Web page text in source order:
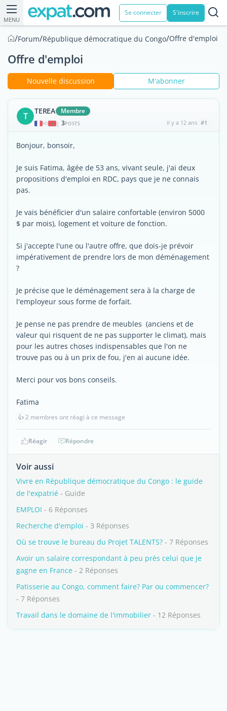
MENU
Se connecter S'inscrire
/Forum/République démocratique du Congo/Offre d'emploi
Offre d'emploi
Nouvelle discussion M'abonner
T TEREA Membre
| 3POSTS il y a 12 ans #1
Bonjour, bonsoir,
Je suis Fatima, âgée de 53 ans, vivant seule, j'ai deux
propositions d'emploi en RDC, pays que je ne connais
pas.
Je vais bénéficier d'un salaire confortable (environ 5000
$ par mois), logement et voiture de fonction.
Si j'accepte l'une ou l'autre offre, que dois-je prévoir
impérativement de prendre lors de mon déménagement
?
Je précise que le déménagement sera à la charge de
l'employeur sous forme de forfait.
Je pense ne pas prendre de meubles (anciens et de
valeur qui risquent de ne pas supporter le climat), mais
pour les autres choses indispensables que l'on ne
trouve pas ou à un prix de fou, j'en ai aucune idée.
Merci pour vos bons conseils.
Fatima
👍2 membres ont réagi à ce message
Réagir Répondre
Voir aussi
Vivre en République démocratique du Congo : le guide
de l'expatrié - Guide
EMPLOI - 6 Réponses
Recherche d'emploi - 3 Réponses
Où se trouve le bureau du Projet TALENTS? - 7 Réponses
Avoir un salaire correspondant à peu près celui que je
gagne en France - 2 Réponses
Patisserie au Congo, comment faire? Par ou commencer?
- 7 Réponses
Travail dans le domaine de l'immobilier - 12 Réponses